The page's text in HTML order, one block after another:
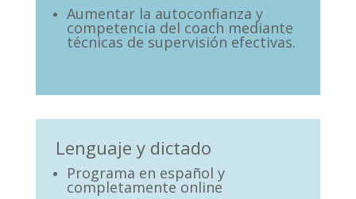
Aumentar la autoconfianza y
competencia del coach mediante
técnicas de supervisión efectivas.
Lenguaje y dictado
Programa en español y
completamente online